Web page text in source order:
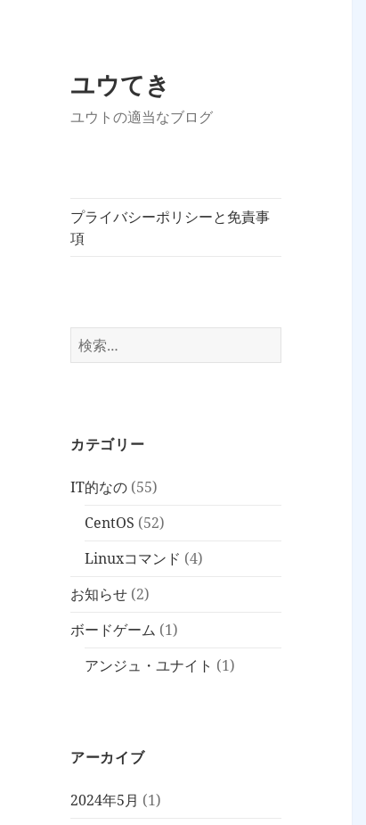
ユウてき
ユウトの適当なブログ
プライバシーポリシーと免責事
項
検
索:
カテゴリー
IT的なの (55)
CentOS (52)
Linuxコマンド (4)
お知らせ (2)
ボードゲーム (1)
アンジュ・ユナイト (1)
アーカイブ
2024年5月 (1)